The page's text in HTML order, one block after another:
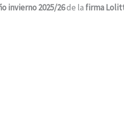
invierno 2025/26de la firma